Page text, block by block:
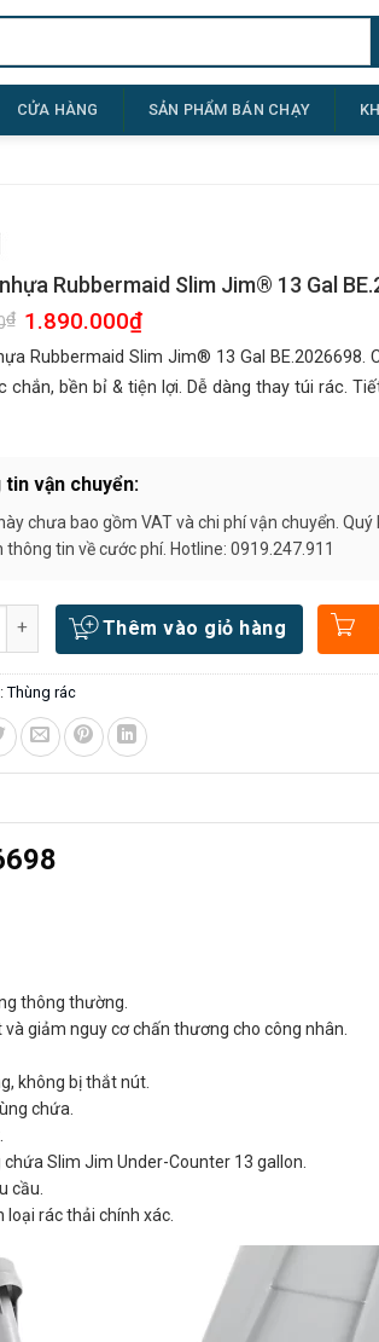
CỬA HÀNG SẢN PHẨM BÁN CHẠY
Rubbermaid Slim Jim® 13 Gal
₫ Giá
gốc
là:
2.050.000₫.
1.890.000₫Giá
tại
là:
1.890.000₫.
Rubbermaid Slim Jim® 13 Gal BE.2026698.
chắn, bền bỉ & tiện lợi. Dễ dàng thay túi rác.
vận chuyển:
chưa bao gồm VAT và chi phí vận chuyển.
thông tin về cước phí. Hotline: 0919.247.911
Thêm vào giỏ hàng
Thùng rác
thông thường.
giảm nguy cơ chấn thương cho công nhân.
không bị thắt nút.
chứa.
Slim Jim Under-Counter 13 gallon.
cầu.
rác thải chính xác.